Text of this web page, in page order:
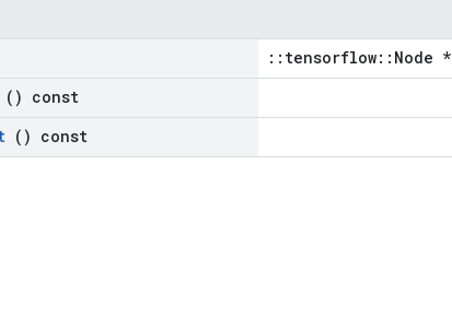
::tensorflow::Node *
() const
() const